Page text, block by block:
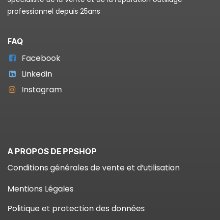
professionnel depuis 25ans
FAQ
Facebook
Linkedin
Instagram
A PROPOS DE PPSHOP
Conditions générales de vente et d’utilisation
Mentions Légales
Politique et protection des données